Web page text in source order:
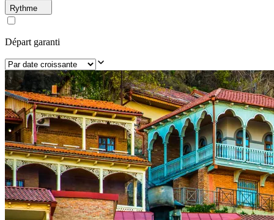
Rythme
Départ garanti